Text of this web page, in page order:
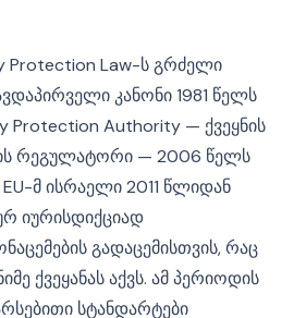
Protection Law-ს გრძელი
კანონი 1981 წელს
Protection Authority — ქვეყნის
რეგულატორი — 2006 წელს
მ ისრაელი 2011 წლიდან
იურისდიქციად
გადაცემისთვის, რაც
ქვეყანას აქვს. ამ პერიოდის
სტანდარტები